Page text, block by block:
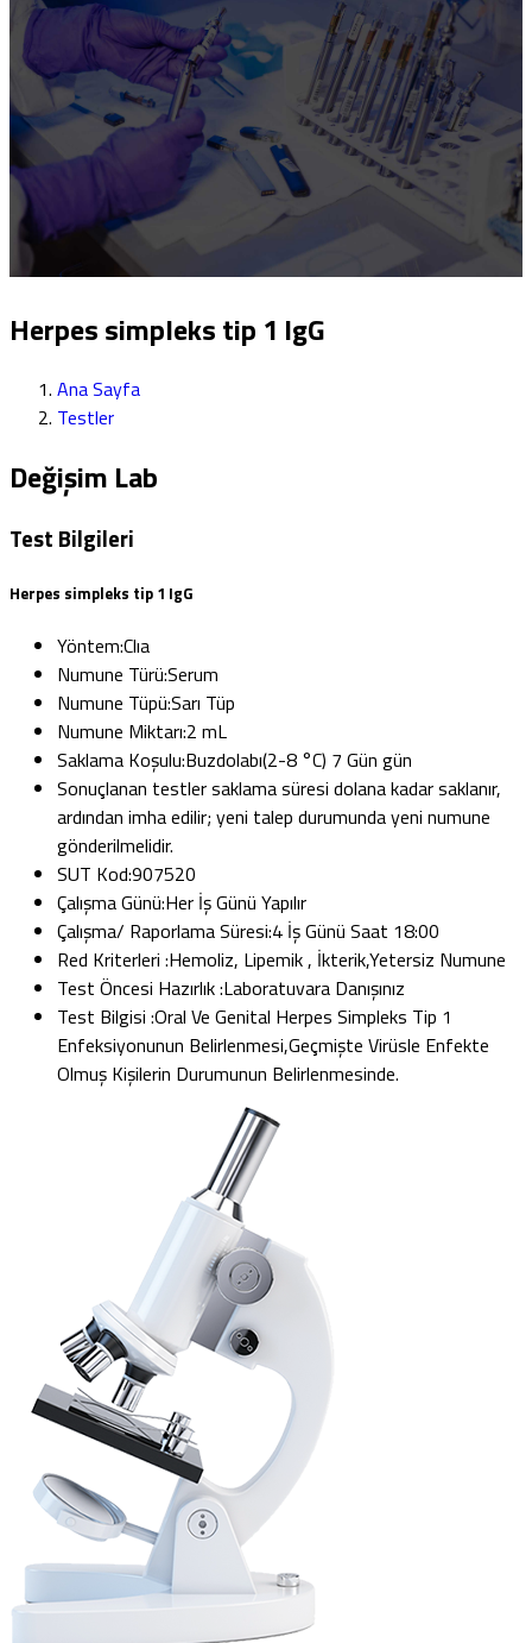
Herpes simpleks tip 1 IgG
Ana Sayfa
Testler
Değişim Lab
Test Bilgileri
Herpes simpleks tip 1 IgG
Yöntem:Clıa
Numune Türü:Serum
Numune Tüpü:Sarı Tüp
Numune Miktarı:2 mL
Saklama Koşulu:Buzdolabı(2-8 °C) 7 Gün gün
Sonuçlanan testler saklama süresi dolana kadar saklanır,
ardından imha edilir; yeni talep durumunda yeni numune
gönderilmelidir.
SUT Kod:907520
Çalışma Günü:Her İş Günü Yapılır
Çalışma/ Raporlama Süresi:4 İş Günü Saat 18:00
Red Kriterleri :Hemoliz, Lipemik , İkterik,Yetersiz Numune
Test Öncesi Hazırlık :Laboratuvara Danışınız
Test Bilgisi :Oral Ve Genital Herpes Simpleks Tip 1
Enfeksiyonunun Belirlenmesi,Geçmişte Virüsle Enfekte
Olmuş Kişilerin Durumunun Belirlenmesinde.